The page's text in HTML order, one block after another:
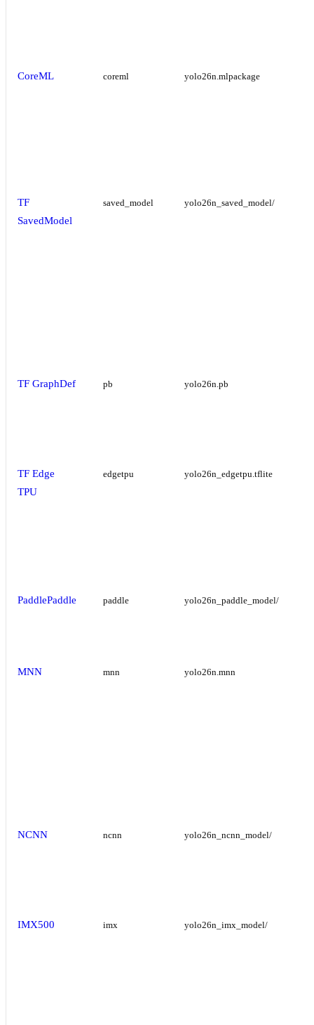
CoreML coreml yolo26n.mlpackage
TF
SavedModel
saved_model yolo26n_saved_model/
TF GraphDef pb yolo26n.pb
TF Edge
TPU
edgetpu yolo26n_edgetpu.tflite
PaddlePaddle paddle yolo26n_paddle_model/
MNN mnn yolo26n.mnn
NCNN ncnn yolo26n_ncnn_model/
IMX500 imx yolo26n_imx_model/